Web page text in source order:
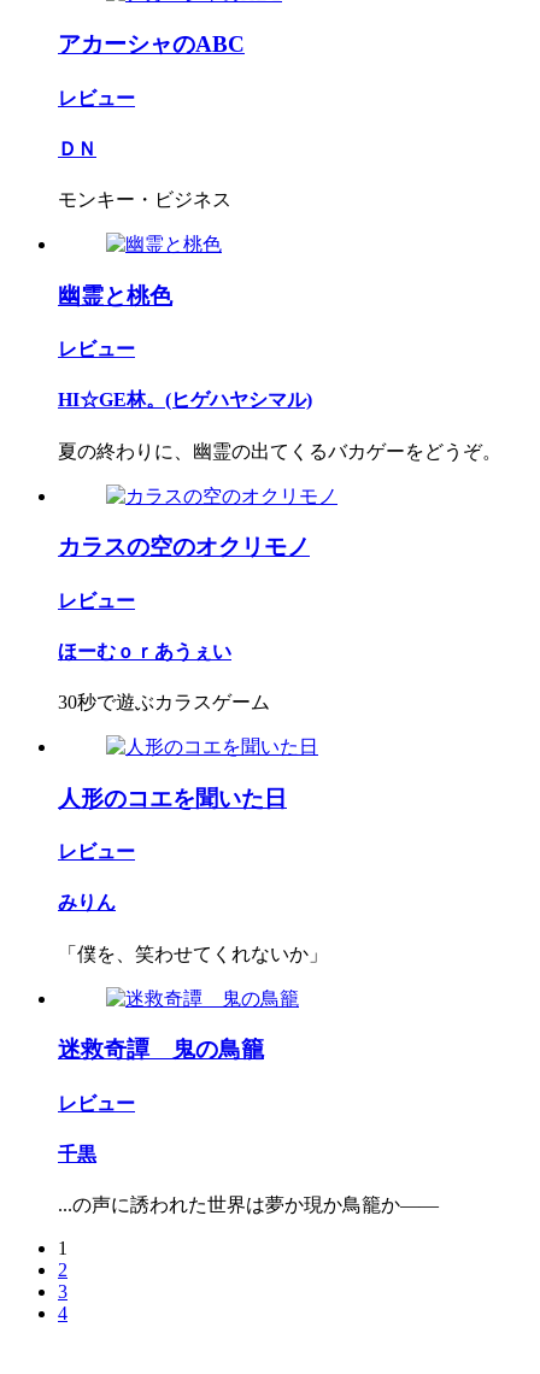
アカーシャのABC
レビュー
ＤＮ
モンキー・ビジネス
幽霊と桃色
レビュー
HI☆GE林。(ヒゲハヤシマル)
夏の終わりに、幽霊の出てくるバカゲーをどうぞ。
カラスの空のオクリモノ
レビュー
ほーむｏｒあうぇい
30秒で遊ぶカラスゲーム
人形のコエを聞いた日
レビュー
みりん
「僕を、笑わせてくれないか」
迷救奇譚 鬼の鳥籠
レビュー
千黒
...の声に誘われた世界は夢か現か鳥籠か――
1
2
3
4